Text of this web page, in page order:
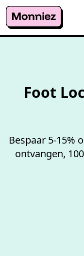
Foot
Bespaar 5-15%
ontvangen,